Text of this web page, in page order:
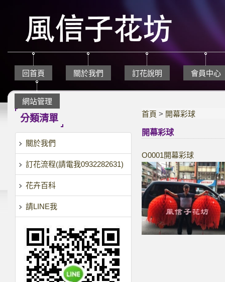
回首頁 關於我們 訂花說明 會員中心
網站管理
分類清單
關於我們
訂花流程(請電我0932282631)
花卉百科
請LINE我
首頁 > 開幕彩球
開幕彩球
O0001開幕彩球